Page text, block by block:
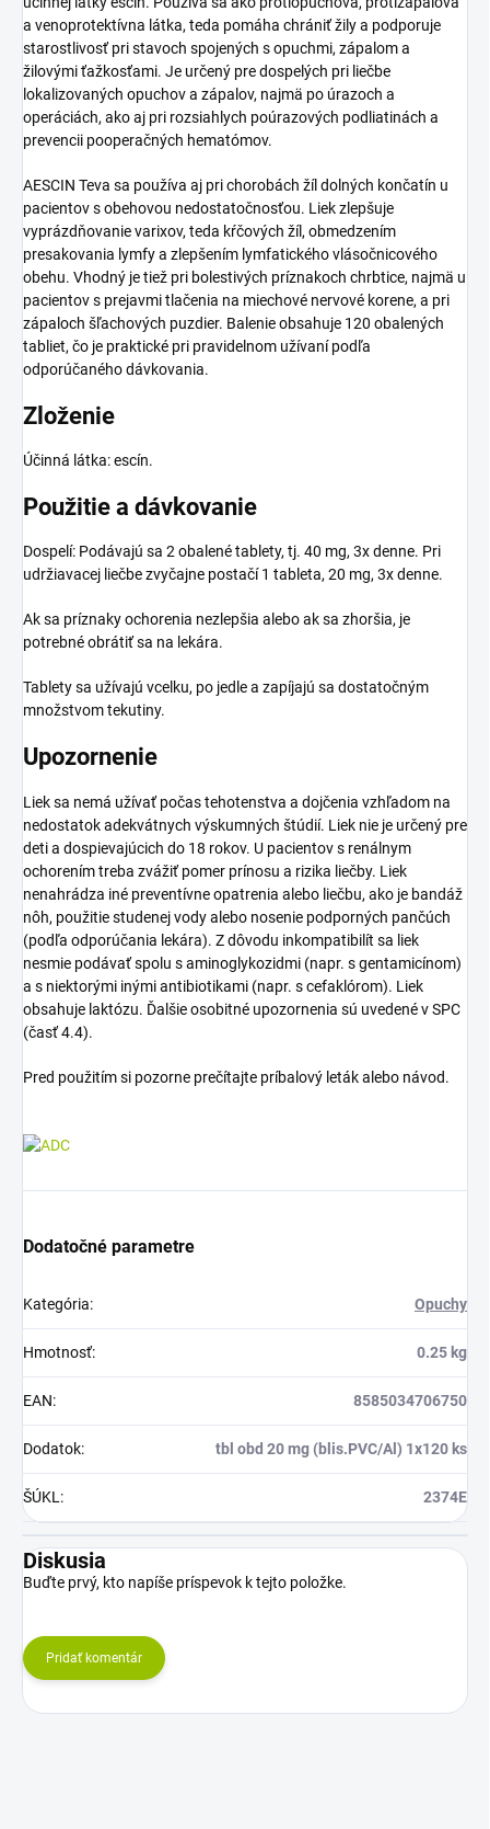
a venoprotektívna látka, teda pomáha chrániť žily a podporuje
starostlivosť pri stavoch spojených s opuchmi, zápalom a
žilovými ťažkosťami. Je určený pre dospelých pri liečbe
lokalizovaných opuchov a zápalov, najmä po úrazoch a
operáciách, ako aj pri rozsiahlych poúrazových podliatinách a
prevencii pooperačných hematómov.
AESCIN Teva sa používa aj pri chorobách žíl dolných končatín u
pacientov s obehovou nedostatočnosťou. Liek zlepšuje
vyprázdňovanie varixov, teda kŕčových žíl, obmedzením
presakovania lymfy a zlepšením lymfatického vlásočnicového
obehu. Vhodný je tiež pri bolestivých príznakoch chrbtice, najmä u
pacientov s prejavmi tlačenia na miechové nervové korene, a pri
zápaloch šľachových puzdier. Balenie obsahuje 120 obalených
tabliet, čo je praktické pri pravidelnom užívaní podľa
odporúčaného dávkovania.
Zloženie
Účinná látka: escín.
Použitie a dávkovanie
Dospelí: Podávajú sa 2 obalené tablety, tj. 40 mg, 3x denne. Pri
udržiavacej liečbe zvyčajne postačí 1 tableta, 20 mg, 3x denne.
Ak sa príznaky ochorenia nezlepšia alebo ak sa zhoršia, je
potrebné obrátiť sa na lekára.
Tablety sa užívajú vcelku, po jedle a zapíjajú sa dostatočným
množstvom tekutiny.
Upozornenie
Liek sa nemá užívať počas tehotenstva a dojčenia vzhľadom na
nedostatok adekvátnych výskumných štúdií. Liek nie je určený pre
deti a dospievajúcich do 18 rokov. U pacientov s renálnym
ochorením treba zvážiť pomer prínosu a rizika liečby. Liek
nenahrádza iné preventívne opatrenia alebo liečbu, ako je bandáž
nôh, použitie studenej vody alebo nosenie podporných pančúch
(podľa odporúčania lekára). Z dôvodu inkompatibilít sa liek
nesmie podávať spolu s aminoglykozidmi (napr. s gentamicínom)
a s niektorými inými antibiotikami (napr. s cefaklórom). Liek
obsahuje laktózu. Ďalšie osobitné upozornenia sú uvedené v SPC
(časť 4.4).
Pred použitím si pozorne prečítajte príbalový leták alebo návod.
Dodatočné parametre
Kategória: Opuchy
Hmotnosť: 0.25 kg
EAN: 8585034706750
Dodatok: tbl obd 20 mg (blis.PVC/Al) 1x120 ks
ŠÚKL: 2374E
Diskusia
Buďte prvý, kto napíše príspevok k tejto položke.
Pridať komentár